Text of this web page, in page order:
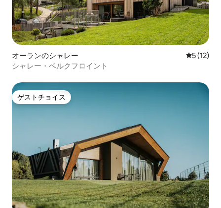
オーランのシャレー レビュー
5 (12)
シャレー・ベルクフロイント
ゲストチョイス
ゲストチョイス